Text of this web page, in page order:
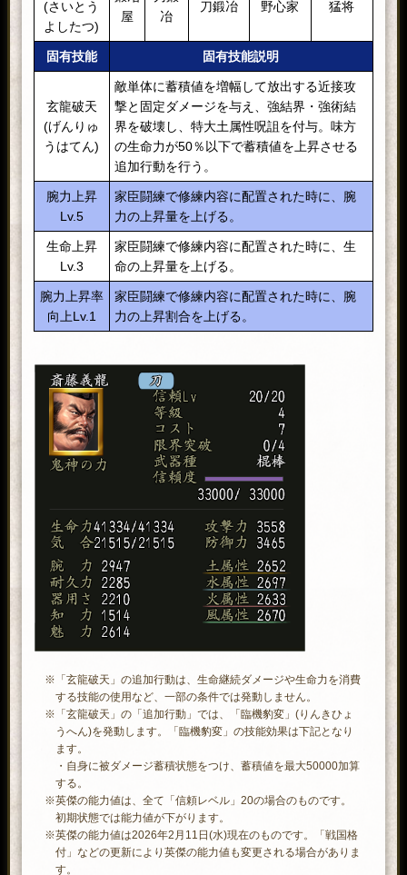
(さいとう
よしたつ)
屋
冶
刀鍛冶 野心家 猛将
固有技能 固有技能説明
玄龍破天
(げんりゅ
うはてん)
敵単体に蓄積値を増幅して放出する近接攻
撃と固定ダメージを与え、強結界・強術結
界を破壊し、特大土属性呪詛を付与。味方
の生命力が50％以下で蓄積値を上昇させる
追加行動を行う。
腕力上昇
Lv.5
家臣闘練で修練内容に配置された時に、腕
力の上昇量を上げる。
生命上昇
Lv.3
家臣闘練で修練内容に配置された時に、生
命の上昇量を上げる。
腕力上昇率
向上Lv.1
家臣闘練で修練内容に配置された時に、腕
力の上昇割合を上げる。
※「玄龍破天」の追加行動は、生命継続ダメージや生命力を消費
する技能の使用など、一部の条件では発動しません。
※「玄龍破天」の「追加行動」では、「臨機豹変」(りんきひょ
うへん)を発動します。「臨機豹変」の技能効果は下記となり
ます。
・自身に被ダメージ蓄積状態をつけ、蓄積値を最大50000加算
する。
※英傑の能力値は、全て「信頼レベル」20の場合のものです。
初期状態では能力値が下がります。
※英傑の能力値は2026年2月11日(水)現在のものです。「戦国格
付」などの更新により英傑の能力値も変更される場合がありま
す。